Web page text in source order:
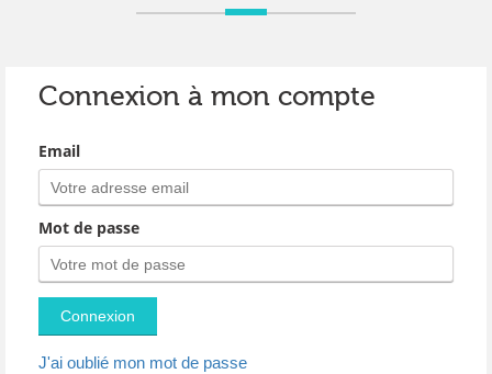
Connexion à mon compte
Email
Mot de passe
J'ai oublié mon mot de passe